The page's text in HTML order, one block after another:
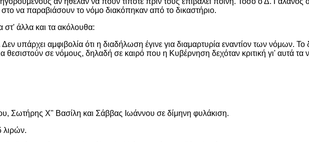
να παραβιάσουν το νόμο διακόπηκαν από το δικαστήριο.
στ' άλλα και τα ακόλουθα:
υπάρχει αμφιβολία ότι η διαδήλωση έγινε για διαμαρτυρία εναντίον των νόμων. Το
σε νόμους, δηλαδή σε καιρό που η Κυβέρνηση δεχόταν κριτική γι' αυτά τα
Σωτήρης Χ" Βασίλη και Σάββας Ιωάννου σε δίμηνη φυλάκιση.
λιρών.